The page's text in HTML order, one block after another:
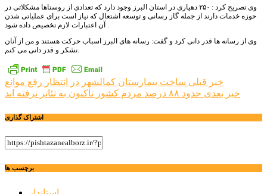
وی تصریح کرد : ٢۵٠ دهیاری در استان البرز وجود دارد که تعدادی از روستاها مشکلاتی در
حوزه خدمات دارند از جمله گاز رسانی و توسعه اشتعال که نیاز است برای عملیاتی شدن
آن اعتبارات لازم تخصیص داده شود .
وی از رسانه ها قدر دانی کرد و گفت: رسانه های البرز اسباب حرکت هستند و من از آنان
تشکر و قدر دانی می کنم.
راهبری
نوشته
خبر قبلی ساخت بیمارستان کمالشهر در انتظار رفع موانع
خبر بعدی حدود ۸۸ درصد مردم کشور تاکنون به تئاتر نرفته اند
اشتراک گذاری
برچسب ها